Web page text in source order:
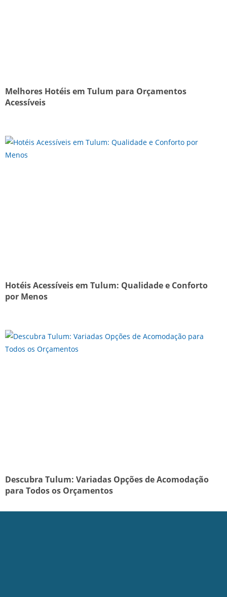
Melhores Hotéis em Tulum para Orçamentos
Acessíveis
Hotéis Acessíveis em Tulum: Qualidade e Conforto
por Menos
Descubra Tulum: Variadas Opções de Acomodação
para Todos os Orçamentos